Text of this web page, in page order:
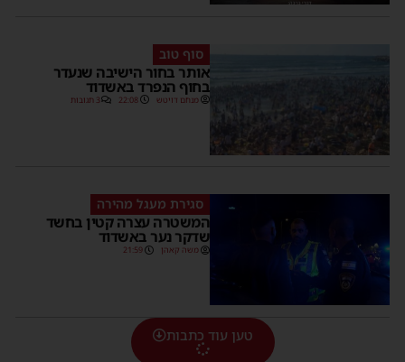
סוף טוב
אותר בחור הישיבה שנעדר
בחוף הנפרד באשדוד
מנחם דויטש 22:08 3 תגובות
סגירת מעגל מהירה
המשטרה עצרה קטין בחשד
שדקר נער באשדוד
משה קאהן 21:59
טען עוד כתבות